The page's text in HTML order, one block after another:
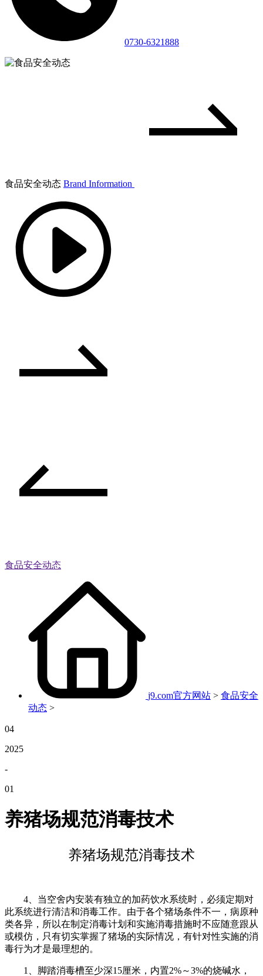
0730-6321888
食品安全动态 Brand Information
食品安全动态
j9.com官方网站 > 食品安全
动态 >
04
2025
-
01
养猪场规范消毒技术
养猪场规范消毒技术
4、当空舍内安装有独立的加药饮水系统时，必须定期对
此系统进行清洁和消毒工作。由于各个猪场条件不一，病原种
类各异，所以在制定消毒计划和实施消毒措施时不应随意跟从
或模仿，只有切实掌握了猪场的实际情况，有针对性实施的消
毒行为才是最理想的。
1、脚踏消毒槽至少深15厘米，内置2%～3%的烧碱水，